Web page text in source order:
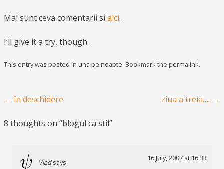
Mai sunt ceva comentarii si aici.
I’ll give it a try, though.
This entry was posted in una pe noapte. Bookmark the permalink.
Post navigation
← în deschidere ziua a treia…. →
8 thoughts on “blogul ca stil”
Vlad says:
16 July, 2007 at 16:33